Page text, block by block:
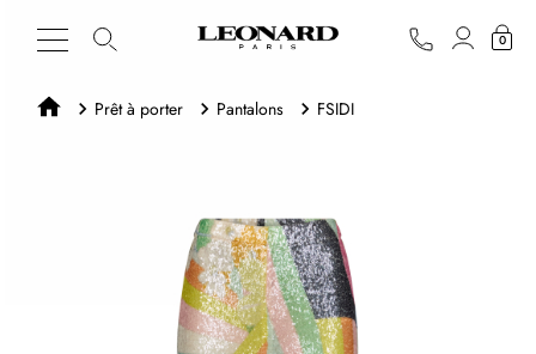
0
Prêt à porter Pantalons FSIDI